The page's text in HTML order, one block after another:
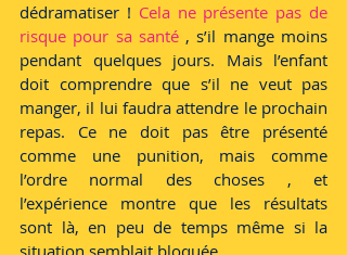
dédramatiser ! Cela ne présente pas de
risque pour sa santé , s’il mange moins
pendant quelques jours. Mais l’enfant
doit comprendre que s’il ne veut pas
manger, il lui faudra attendre le prochain
repas. Ce ne doit pas être présenté
comme une punition, mais comme
l’ordre normal des choses , et
l’expérience montre que les résultats
sont là, en peu de temps même si la
situation semblait bloquée.